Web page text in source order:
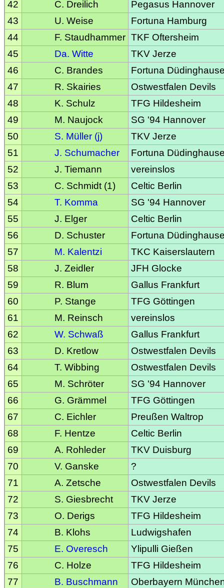
42 C. Dreilich
Pegasus Hannover
43
U. Weise
Fortuna Hamburg
44
F. Staudhammer TKF Oftersheim
45
Da. Witte
TKV Jerze
46
C. Brandes
Fortuna
47
R. Skairies
Ostwestfalen Devils
48
K. Schulz
TFG Hildesheim
49
M. Naujock
SG '94 Hannover
50
S. Müller (j)
TKV Jerze
51
J. Schumacher
Fortuna
52
J. Tiemann
vereinslos
53
C. Schmidt (1)
Celtic Berlin
54
T. Komma
SG '94 Hannover
55
J. Elger
Celtic Berlin
56
D. Schuster
Fortuna
57
M. Kalentzi
TKC Kaiserslautern
58
J. Zeidler
JFH Glocke
59
R. Blum
Gallus Frankfurt
60
P. Stange
TFG Göttingen
61
M. Reinsch
vereinslos
62
W. Schwaß
Gallus Frankfurt
63
D. Kretlow
Ostwestfalen Devils
64
T. Wibbing
Ostwestfalen Devils
65
M. Schröter
SG '94 Hannover
66
G. Grämmel
TFG Göttingen
67
C. Eichler
Preußen Waltrop
68
F. Hentze
Celtic Berlin
69
A. Rohleder
TKV Duisburg
70
V. Ganske
?
71
A. Zetsche
Ostwestfalen Devils
72
S. Giesbrecht
TKV Jerze
73
O. Derigs
TFG Hildesheim
74
B. Klohs
Ludwigshafen
75
E. Overesch
Ylipulli Gießen
76
C. Holze
TFG Hildesheim
77
B. Buschmann
Oberbayern